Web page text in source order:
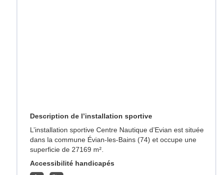
Description de l’installation sportive
L’installation sportive Centre Nautique d’Evian est située
dans la commune Évian-les-Bains (74) et occupe une
superficie de 27169 m².
Accessibilité handicapés